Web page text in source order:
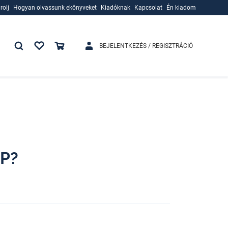
Hogyan olvassunk ekönyveket
Kiadóknak
Kapcsolat Én kiadom
BEJELENTKEZÉS / REGISZTRÁCIÓ